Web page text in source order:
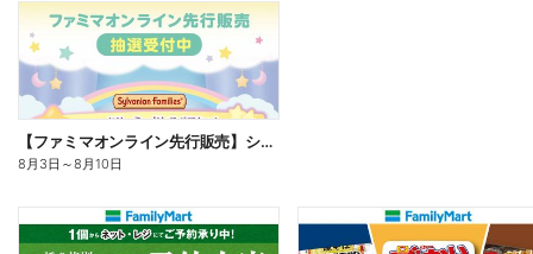
【ファミマオンライン先行販売】シルバニアファミリー
8月3日 ～8月10日